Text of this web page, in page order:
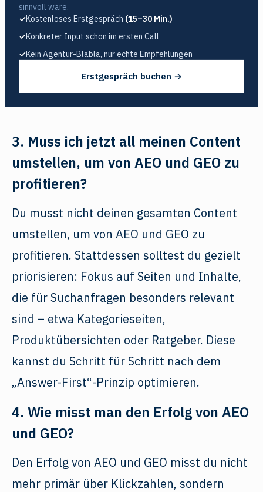
sinnvoll wäre.
✓Kostenloses Erstgespräch (15–30 Min.)
✓Konkreter Input schon im ersten Call
✓Kein Agentur-Blabla, nur echte Empfehlungen
Erstgespräch buchen →
3. Muss ich jetzt all meinen Content
umstellen, um von AEO und GEO zu
profitieren?
Du musst nicht deinen gesamten Content
umstellen, um von AEO und GEO zu
profitieren. Stattdessen solltest du gezielt
priorisieren: Fokus auf Seiten und Inhalte,
die für Suchanfragen besonders relevant
sind – etwa Kategorieseiten,
Produktübersichten oder Ratgeber. Diese
kannst du Schritt für Schritt nach dem
„Answer-First“-Prinzip optimieren.
4. Wie misst man den Erfolg von AEO
und GEO?
Den Erfolg von AEO und GEO misst du nicht
mehr primär über Klickzahlen, sondern